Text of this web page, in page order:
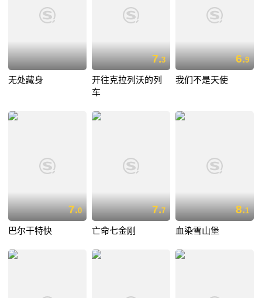
无处藏身
7.3
开往克拉列沃的列
车
6.9
我们不是天使
7.0
巴尔干特快
7.7
亡命七金刚
8.1
血染雪山堡